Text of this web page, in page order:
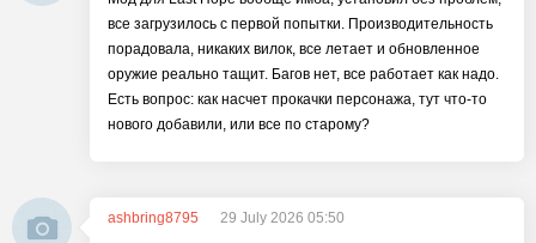
все загрузилось с первой попытки. Производительность
порадовала, никаких вилок, все летает и обновленное
оружие реально тащит. Багов нет, все работает как надо.
Есть вопрос: как насчет прокачки персонажа, тут что-то
нового добавили, или все по старому?
ashbring8795
29 July 2026 05:50